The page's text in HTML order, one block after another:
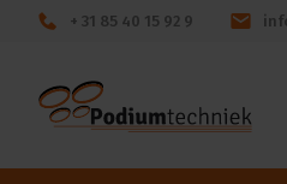
+ 31 85 40 15 92 9